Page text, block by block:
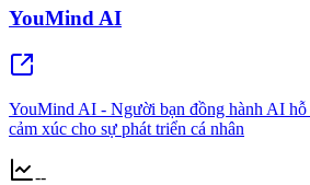
YouMind AI
YouMind AI - Người bạn đồng hành AI hỗ
cảm xúc cho sự phát triển cá nhân
--